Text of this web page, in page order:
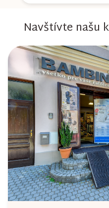
Navštívte našu